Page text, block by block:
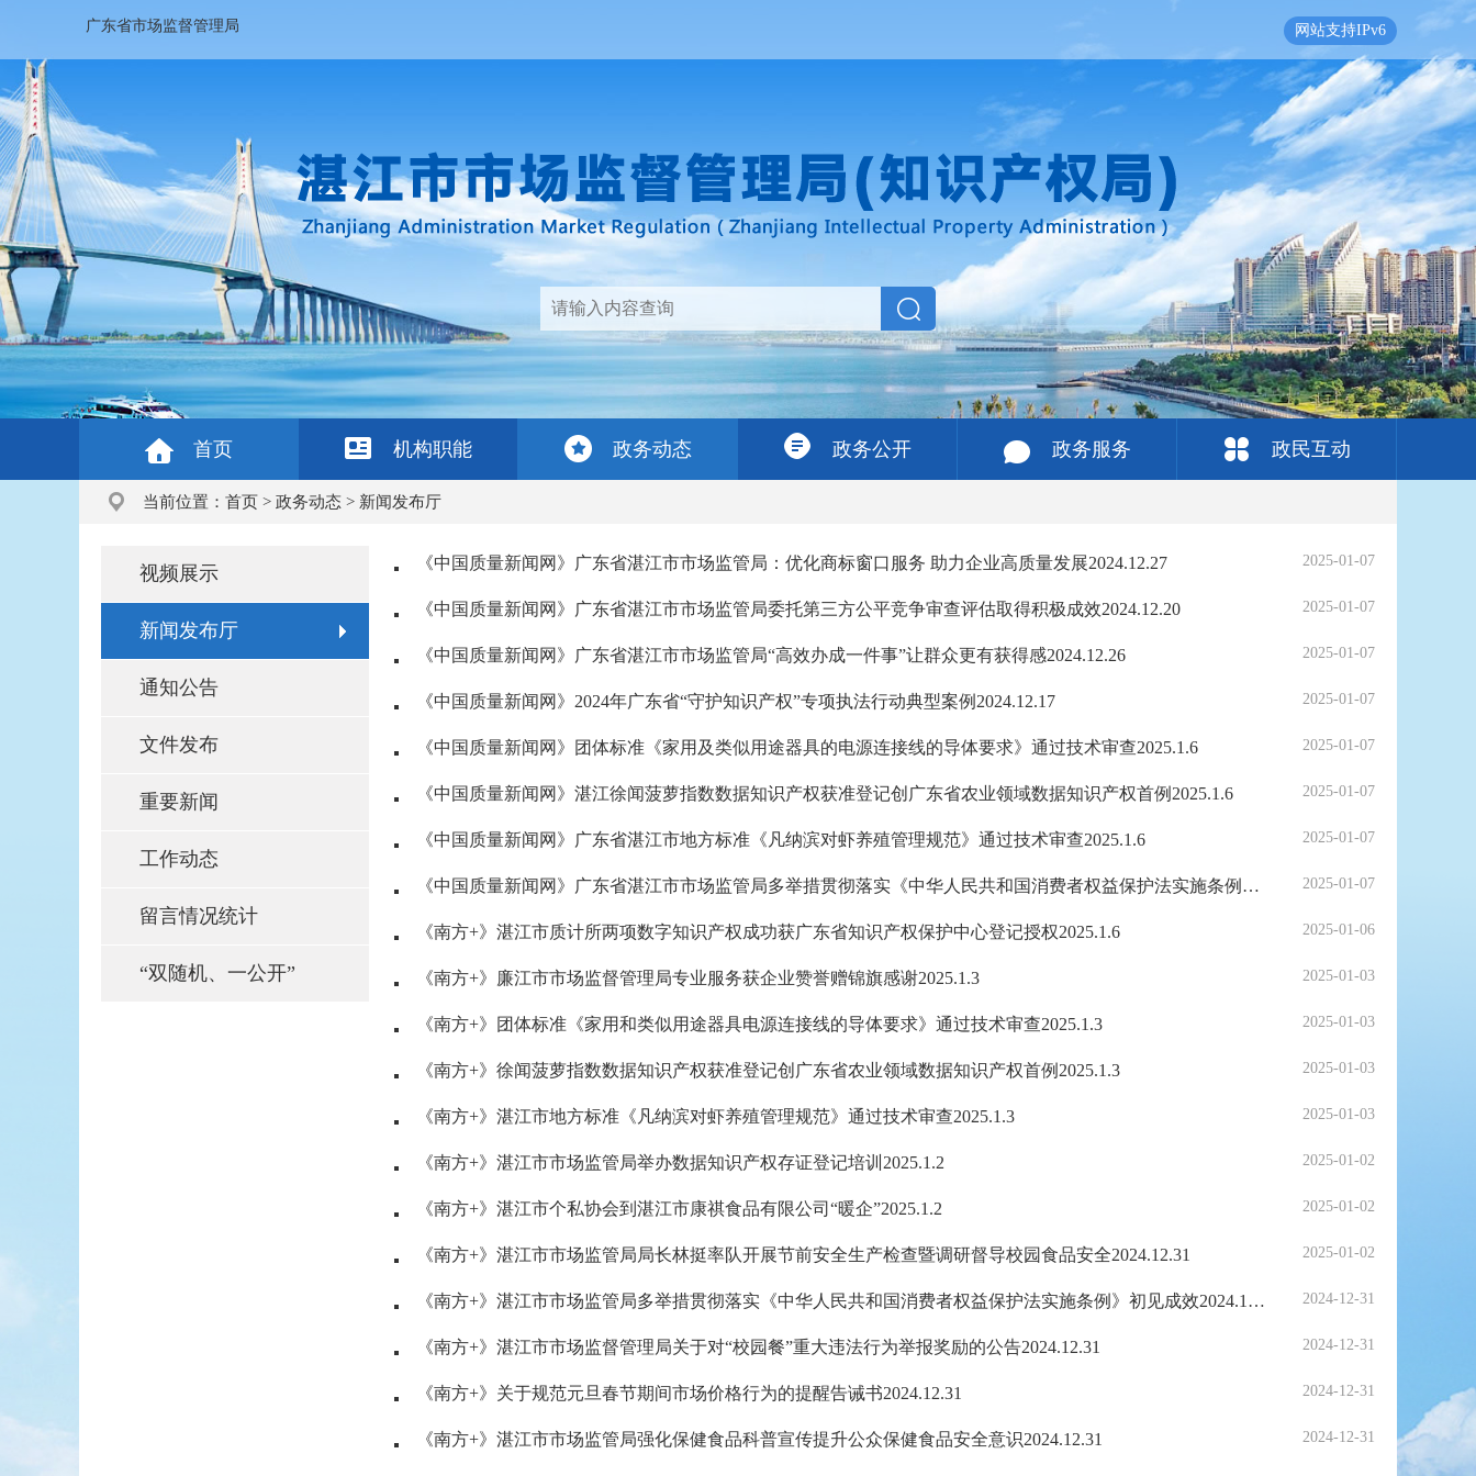
广东省市场监督管理局 网站支持IPv6
首页 机构职能 政务动态 政务公开 政务服务 政民互动
当前位置： 首页 > 政务动态 > 新闻发布厅
视频展示
新闻发布厅
通知公告
文件发布
重要新闻
工作动态
留言情况统计
“双随机、一公开”
《中国质量新闻网》广东省湛江市市场监管局：优化商标窗口服务 助力企业高质量发展2024.12.27 2025-01-07
《中国质量新闻网》广东省湛江市市场监管局委托第三方公平竞争审查评估取得积极成效2024.12.20 2025-01-07
《中国质量新闻网》广东省湛江市市场监管局“高效办成一件事”让群众更有获得感2024.12.26 2025-01-07
《中国质量新闻网》2024年广东省“守护知识产权”专项执法行动典型案例2024.12.17 2025-01-07
《中国质量新闻网》团体标准《家用及类似用途器具的电源连接线的导体要求》通过技术审查2025.1.6 2025-01-07
《中国质量新闻网》湛江徐闻菠萝指数数据知识产权获准登记创广东省农业领域数据知识产权首例2025.1.6 2025-01-07
《中国质量新闻网》广东省湛江市地方标准《凡纳滨对虾养殖管理规范》通过技术审查2025.1.6 2025-01-07
《中国质量新闻网》广东省湛江市市场监管局多举措贯彻落实《中华人民共和国消费者权益保护法实施条例》2025.1.3 2025-01-07
《南方+》湛江市质计所两项数字知识产权成功获广东省知识产权保护中心登记授权2025.1.6 2025-01-06
《南方+》廉江市市场监督管理局专业服务获企业赞誉赠锦旗感谢2025.1.3 2025-01-03
《南方+》团体标准《家用和类似用途器具电源连接线的导体要求》通过技术审查2025.1.3 2025-01-03
《南方+》徐闻菠萝指数数据知识产权获准登记创广东省农业领域数据知识产权首例2025.1.3 2025-01-03
《南方+》湛江市地方标准《凡纳滨对虾养殖管理规范》通过技术审查2025.1.3 2025-01-03
《南方+》湛江市市场监管局举办数据知识产权存证登记培训2025.1.2 2025-01-02
《南方+》湛江市个私协会到湛江市康祺食品有限公司“暖企”2025.1.2 2025-01-02
《南方+》湛江市市场监管局局长林挺率队开展节前安全生产检查暨调研督导校园食品安全2024.12.31 2025-01-02
《南方+》湛江市市场监管局多举措贯彻落实《中华人民共和国消费者权益保护法实施条例》初见成效2024.12.31 2024-12-31
《南方+》湛江市市场监督管理局关于对“校园餐”重大违法行为举报奖励的公告2024.12.31 2024-12-31
《南方+》关于规范元旦春节期间市场价格行为的提醒告诫书2024.12.31 2024-12-31
《南方+》湛江市市场监管局强化保健食品科普宣传提升公众保健食品安全意识2024.12.31 2024-12-31